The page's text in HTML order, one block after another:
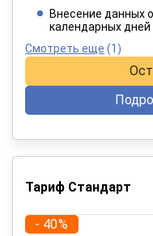
При оплате в
Внесение данных
календарных
Смотреть еще (1)
Тариф Стандарт
- 40%